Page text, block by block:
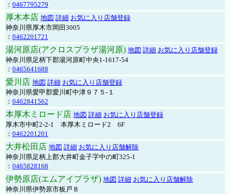
： 0467795279
厚木本店 地図 詳細 お気に入り店舗登録
神奈川県厚木市岡田3005
： 0462201721
湯河原店(アクロスプラザ湯河原) 地図 詳細 お気に入り店舗登録
神奈川県足柄下郡湯河原町中央1-1617-54
： 0465641688
愛川店 地図 詳細 お気に入り店舗登録
神奈川県愛甲郡愛川町中津９７５-１
： 0462841562
本厚木ミロード店 地図 詳細 お気に入り店舗登録
厚木市中町2-2-1 本厚木ミロード2 6F
： 0462201201
大井松田店 地図 詳細 お気に入り店舗解除
神奈川県足柄上郡大井町金子字中の町325-1
： 0465828168
伊勢原店(エムアイプラザ) 地図 詳細 お気に入り店舗解除
神奈川県伊勢原市板戸８